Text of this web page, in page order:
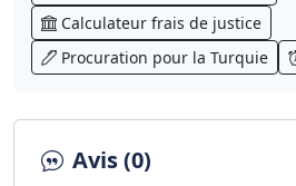
Calculateur frais de justice
Procuration pour la Turquie
Avis (0)